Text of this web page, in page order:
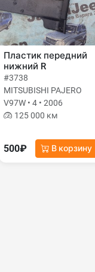
Пластик передний
нижний R
#3738
MITSUBISHI PAJERO
V97W • 4 • 2006
125 000 км
500₽ В корзину